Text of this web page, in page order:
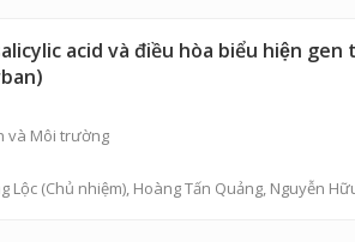
acid và điều hòa biểu hiện
và Môi trường
Lộc (Chủ nhiệm), Hoàng Tấn Quảng, Nguyễn